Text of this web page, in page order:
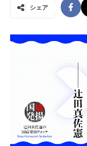
シェア